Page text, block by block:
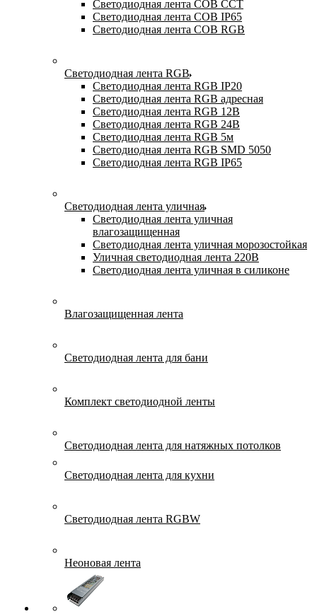
Светодиодная лента COB CCT
Светодиодная лента COB IP65
Светодиодная лента COB RGB
Светодиодная лента RGB
Светодиодная лента RGB IP20
Светодиодная лента RGB адресная
Светодиодная лента RGB 12В
Светодиодная лента RGB 24В
Светодиодная лента RGB 5м
Светодиодная лента RGB SMD 5050
Светодиодная лента RGB IP65
Светодиодная лента уличная
Светодиодная лента уличная
влагозащищенная
Светодиодная лента уличная морозостойкая
Уличная светодиодная лента 220В
Светодиодная лента уличная в силиконе
Влагозащищенная лента
Светодиодная лента для бани
Комплект светодиодной ленты
Светодиодная лента для натяжных потолков
Светодиодная лента для кухни
Светодиодная лента RGBW
Неоновая лента